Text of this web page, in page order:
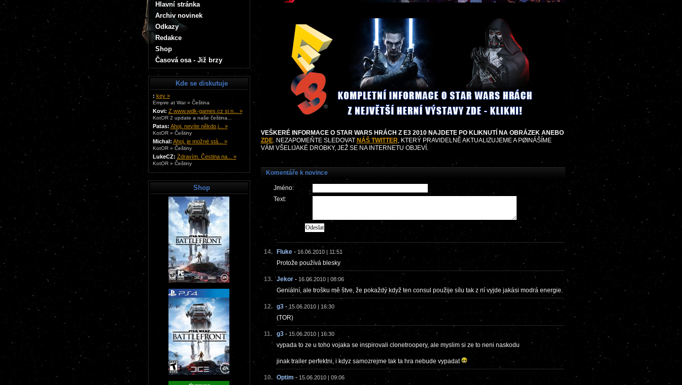
VEŠKERÉ INFORMACE O STAR WARS HRÁCH Z E3 2010 NAJDETE PO KLIKNUTÍ NA OBRÁZEK ANEBO
ZDE. NEZAPOMEŇTE SLEDOVAT NÁŠ TWITTER, KTERÝ PRAVIDELNĚ AKTUALIZUJEME A PØINÁŠÍME
VÁM VŠELIJAKÉ DROBKY, JEŽ SE NA INTERNETU OBJEVÍ.
Komentáře k novince
Jméno:
Text:
14. Fluke- 16.06.2010 | 11:51
Protože používá blesky
13. Jekor- 16.06.2010 | 08:06
Geniální, ale trošku mě štve, že pokaždý když ten consul použije sílu tak z ní vyjde jakási modrá energie.
12. g3- 15.06.2010 | 16:30
(TOR)
11. g3- 15.06.2010 | 16:30
vypada to ze u toho vojaka se inspirovali clonetroopery, ale myslim si ze to neni naskodu
jinak trailer perfektni, i kdyz samozrejme tak ta hra nebude vypadat
10. Optim- 15.06.2010 | 09:06
Hlavní stránka
Archiv novinek
Odkazy
Redakce
Shop
Časová osa - Již brzy
Kde se diskutuje
: key »
Empire at War » Čeština
Kovi: Z www.wdk-games.cz si n... »
KotOR 2 update a naše čeština...
Patas: Ahoj, nevíte někdo j... »
KotOR » Češtiny
Michal: Ahoj, je možné stá... »
KotOR » Češtiny
LukeCZ: Zdravím. Čestina na... »
KotOR » Češtiny
Shop